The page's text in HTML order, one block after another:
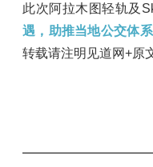
此次阿拉木图轻轨及
遇，助推当地公交体
转载请注明见道网+原